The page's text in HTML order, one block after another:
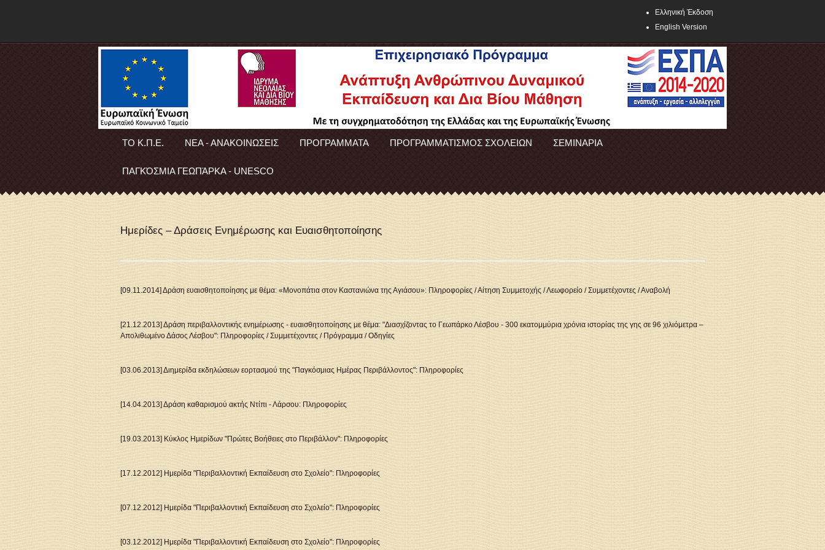
Ελληνική Έκδοση
English Version
ΤΟ Κ.Π.Ε. ΝΕΑ - ΑΝΑΚΟΙΝΩΣΕΙΣ ΠΡΟΓΡΑΜΜΑΤΑ ΠΡΟΓΡΑΜΜΑΤΙΣΜΟΣ ΣΧΟΛΕΙΩΝ ΣΕΜΙΝΑΡΙΑ
ΠΑΓΚΌΣΜΙΑ ΓΕΩΠΆΡΚΑ - UNESCO
Ημερίδες – Δράσεις Ενημέρωσης και Ευαισθητοποίησης
[09.11.2014] Δράση ευαισθητοποίησης με θέμα: «Μονοπάτια στον Καστανιώνα της Αγιάσου»: Πληροφορίες/Αίτηση Συμμετοχής /Λεωφορείο/Συμμετέχοντες /Αναβολή
[21.12.2013] Δράση περιβαλλοντικής ενημέρωσης - ευαισθητοποίησης με θέμα: "Διασχίζοντας το Γεωπάρκο Λέσβου - 300 εκατομμύρια χρόνια ιστορίας της γης σε 96 χιλιόμετρα –
Απολιθωμένο Δάσος Λέσβου": Πληροφορίες/Συμμετέχοντες / Πρόγραμμα/Οδηγίες
[03.06.2013] Διημερίδα εκδηλώσεων εορτασμού της "Παγκόσμιας Ημέρας Περιβάλλοντος": Πληροφορίες
[14.04.2013] Δράση καθαρισμού ακτής Ντίπι - Λάρσου: Πληροφορίες
[19.03.2013] Κύκλος Ημερίδων "Πρώτες Βοήθειες στο Περιβάλλον": Πληροφορίες
[17.12.2012] Ημερίδα "Περιβαλλοντική Εκπαίδευση στο Σχολείο": Πληροφορίες
[07.12.2012] Ημερίδα "Περιβαλλοντική Εκπαίδευση στο Σχολείο": Πληροφορίες
[03.12.2012] Ημερίδα "Περιβαλλοντική Εκπαίδευση στο Σχολείο": Πληροφορίες